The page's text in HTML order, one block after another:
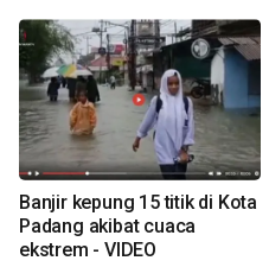
Banjir kepung 15 titik di Kota
Padang akibat cuaca
ekstrem - VIDEO